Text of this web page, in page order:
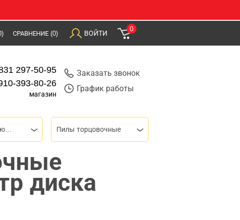
СРАВНЕНИЕ (0) ВОЙТИ
0
297-50-95
393-80-26
магазин
Заказать звонок
График работы
Пилы торцовочные
диска